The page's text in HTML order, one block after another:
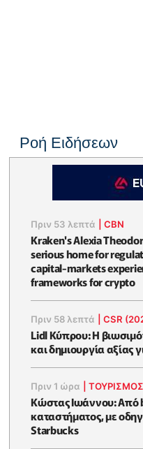
Ροή Ειδήσεων
Πριν 53 λεπτά |CBN
Kraken's Alexia
serious home for
capital-markets
frameworks for crypto
Πριν 58 λεπτά |CSR
Lidl Κύπρου: Η
και δημιουργία αξίας
Πριν 1 ώρα |
Κώστας Ιωάννου: Από
καταστήματος, με
Starbucks